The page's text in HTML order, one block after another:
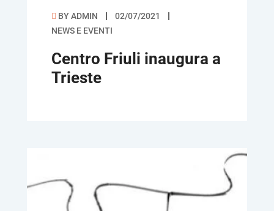
BYADMIN
02/07/2021
NEWS E EVENTI
Centro Friuli inaugura a
Trieste